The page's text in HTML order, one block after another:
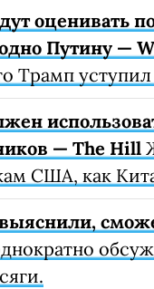
оценивать
Путину —
Трамп
— The Hill
США, как